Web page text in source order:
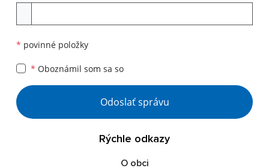
* povinné položky
* Oboznámil som sa so
Odoslať správu
Rýchle odkazy
O obci